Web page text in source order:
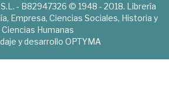
- B82947326 © 1948 - 2018. Librería
Empresa, Ciencias Sociales, Historia y
Ciencias Humanas
y desarrollo OPTYMA